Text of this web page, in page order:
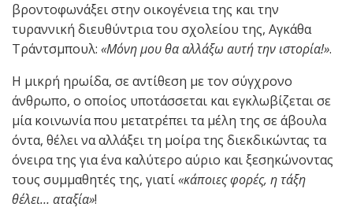
βροντοφωνάξει στην οικογένεια της και την
τυραννική διευθύντρια του σχολείου της, Αγκάθα
Τράντσμπουλ: «Μόνη μου θα αλλάξω αυτή την ιστορία!».
Η μικρή ηρωίδα, σε αντίθεση με τον σύγχρονο
άνθρωπο, ο οποίος υποτάσσεται και εγκλωβίζεται σε
μία κοινωνία που μετατρέπει τα μέλη της σε άβουλα
όντα, θέλει να αλλάξει τη μοίρα της διεκδικώντας τα
όνειρα της για ένα καλύτερο αύριο και ξεσηκώνοντας
τους συμμαθητές της, γιατί«κάποιες φορές, η τάξη
θέλει… αταξία»!